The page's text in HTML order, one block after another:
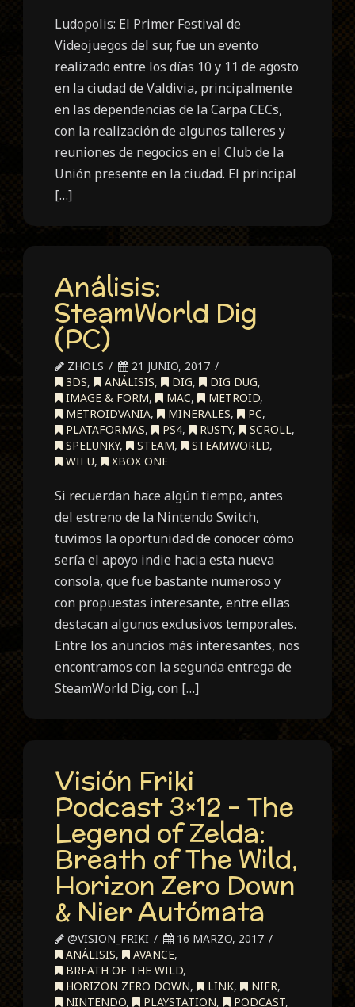
Ludopolis: El Primer Festival de
Videojuegos del sur, fue un evento
realizado entre los días 10 y 11 de agosto
en la ciudad de Valdivia, principalmente
en las dependencias de la Carpa CECs,
con la realización de algunos talleres y
reuniones de negocios en el Club de la
Unión presente en la ciudad. El principal
[…]
Análisis:
SteamWorld Dig
(PC)
ZHOLS
21 JUNIO, 2017
3DS, ANÁLISIS, DIG, DIG DUG,
IMAGE & FORM, MAC, METROID,
METROIDVANIA, MINERALES, PC,
PLATAFORMAS, PS4, RUSTY, SCROLL,
SPELUNKY, STEAM, STEAMWORLD,
WII U, XBOX ONE
Si recuerdan hace algún tiempo, antes
del estreno de la Nintendo Switch,
tuvimos la oportunidad de conocer cómo
sería el apoyo indie hacia esta nueva
consola, que fue bastante numeroso y
con propuestas interesante, entre ellas
destacan algunos exclusivos temporales.
Entre los anuncios más interesantes, nos
encontramos con la segunda entrega de
SteamWorld Dig, con […]
Visión Friki
Podcast 3×12 – The
Legend of Zelda:
Breath of The Wild,
Horizon Zero Down
& Nier Autómata
@VISION_FRIKI
16 MARZO, 2017
ANÁLISIS, AVANCE,
BREATH OF THE WILD,
HORIZON ZERO DOWN, LINK, NIER,
NINTENDO, PLAYSTATION, PODCAST,